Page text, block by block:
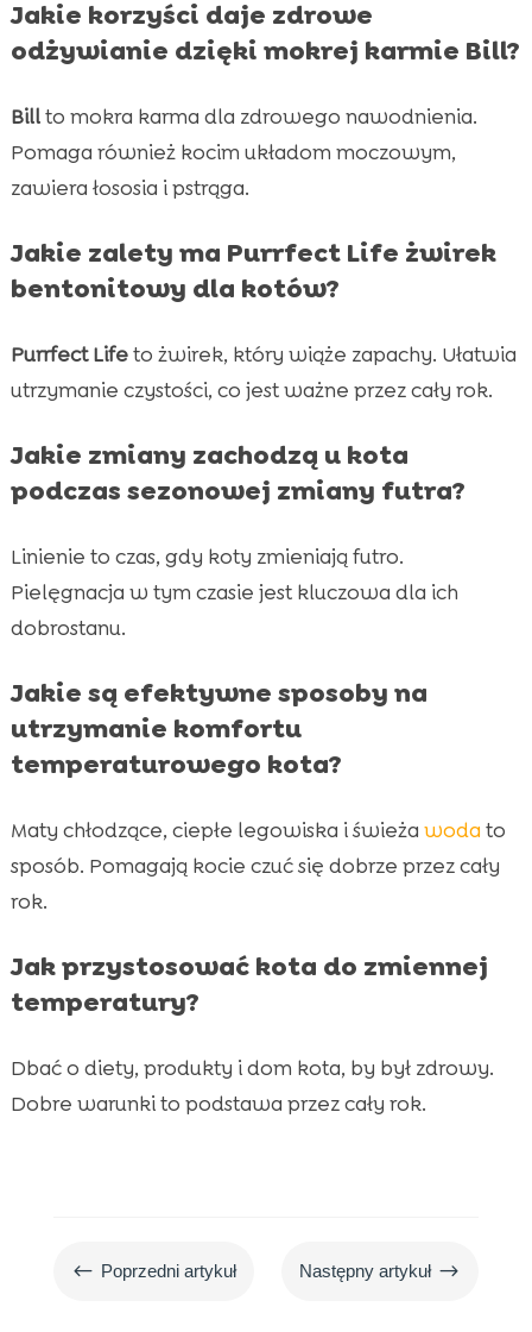
Jakie korzyści daje zdrowe
odżywianie dzięki mokrej karmie Bill?
Billto mokra karma dla zdrowego nawodnienia.
Pomaga również kocim układom moczowym,
zawiera łososia i pstrąga.
Jakie zalety ma Purrfect Life żwirek
bentonitowy dla kotów?
Purrfect Lifeto żwirek, który wiąże zapachy. Ułatwia
utrzymanie czystości, co jest ważne przez cały rok.
Jakie zmiany zachodzą u kota
podczas sezonowej zmiany futra?
Linienie to czas, gdy koty zmieniają futro.
Pielęgnacja w tym czasie jest kluczowa dla ich
dobrostanu.
Jakie są efektywne sposoby na
utrzymanie komfortu
temperaturowego kota?
Maty chłodzące, ciepłe legowiska i świeża woda to
sposób. Pomagają kocie czuć się dobrze przez cały
rok.
Jak przystosować kota do zmiennej
temperatury?
Dbać o diety, produkty i dom kota, by był zdrowy.
Dobre warunki to podstawa przez cały rok.
# Poprzedni artykuł Następny artykuł $